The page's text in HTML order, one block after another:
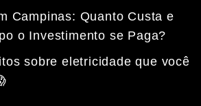
Campinas: Quanto Custa e
o Investimento se Paga?
sobre eletricidade que você
equipe
resposta: 15 minutos